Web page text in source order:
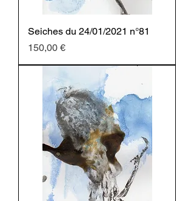
Seiches du 24/01/2021 n°81
Prezzo
150,00 €